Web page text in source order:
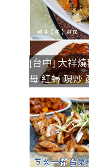
[台中] 大祥
母 紅蟳 現炒